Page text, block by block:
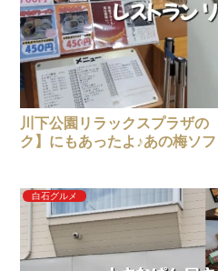
川下公園リラックスプラザの
ク】にもあったよ♪あの梅ソ
白石グルメ